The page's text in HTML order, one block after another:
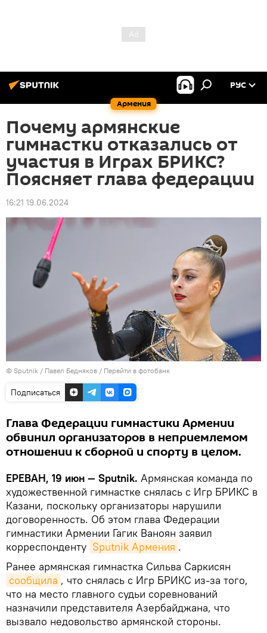
Армения
РУС
Почему армянские
гимнастки отказались от
участия в Играх БРИКС?
Поясняет глава федерации
16:21 19.06.2024
© Sputnik / Павел Бедняков / Перейти в фотобанк
Подписаться
Глава Федерации гимнастики Армении
обвинил организаторов в неприемлемом
отношении к сборной и спорту в целом.
ЕРЕВАН, 19 июн — Sputnik. Армянская команда по
художественной гимнастке снялась с Игр БРИКС в
Казани, поскольку организаторы нарушили
договоренность. Об этом глава Федерации
гимнастики Армении Гагик Ваноян заявил
корреспонденту Sputnik Армения .
Ранее армянская гимнастка Сильва Саркисян
сообщила , что снялась с Игр БРИКС из-за того,
что на место главного судьи соревнований
назначили представителя Азербайджана, что
вызвало недовольство армянской стороны.